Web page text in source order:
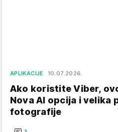
APLIKACIJE 10.07.2026.
Ako koristite Viber,
Nova AI opcija i velika
fotografije